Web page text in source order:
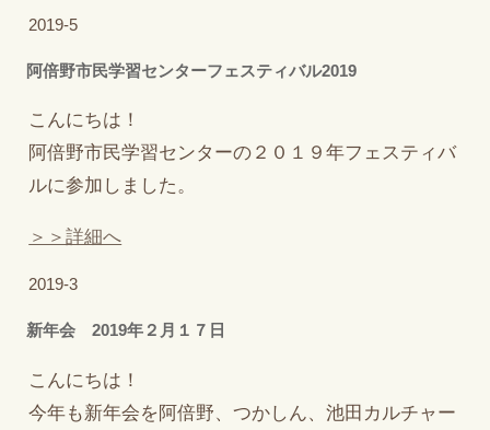
2019-5
阿倍野市民学習センターフェスティバル2019
こんにちは！
阿倍野市民学習センターの２０１９年フェスティバ
ルに参加しました。
＞＞詳細へ
2019-3
新年会 2019年２月１７日
こんにちは！
今年も新年会を阿倍野、つかしん、池田カルチャー